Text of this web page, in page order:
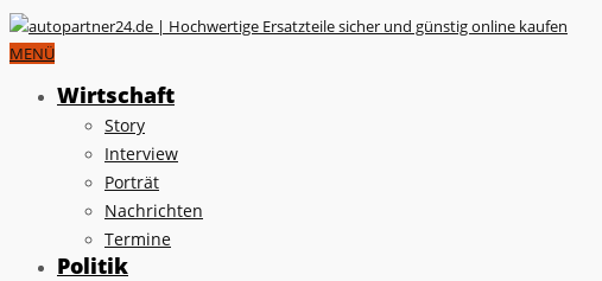
MENÜ
Wirtschaft
Story
Interview
Porträt
Nachrichten
Termine
Politik